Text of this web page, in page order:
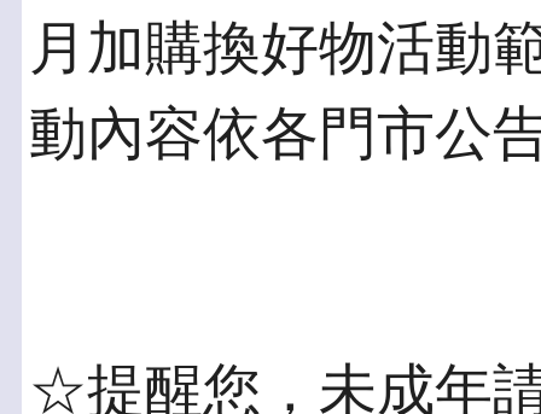
月加購換好物活動
動內容依各門市公
☆提醒您，未成年